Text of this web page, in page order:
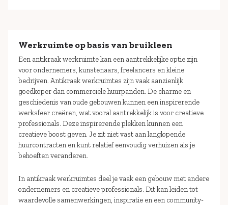
Werkruimte op basis van bruikleen
Een antikraak werkruimte kan een aantrekkelijke optie zijn
voor ondernemers, kunstenaars, freelancers en kleine
bedrijven. Antikraak werkruimtes zijn vaak aanzienlijk
goedkoper dan commerciële huurpanden. De charme en
geschiedenis van oude gebouwen kunnen een inspirerende
werksfeer creëren, wat vooral aantrekkelijk is voor creatieve
professionals. Deze inspirerende plekken kunnen een
creatieve boost geven. Je zit niet vast aan langlopende
huurcontracten en kunt relatief eenvoudig verhuizen als je
behoeften veranderen.
In antikraak werkruimtes deel je vaak een gebouw met andere
ondernemers en creatieve professionals. Dit kan leiden tot
waardevolle samenwerkingen, inspiratie en een community-